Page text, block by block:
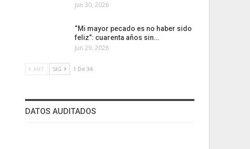
Jun 30, 2026
“Mi mayor pecado es no haber sido
feliz”: cuarenta años sin…
Jun 29, 2026
ANT SIG 1 De 34
DATOS AUDITADOS